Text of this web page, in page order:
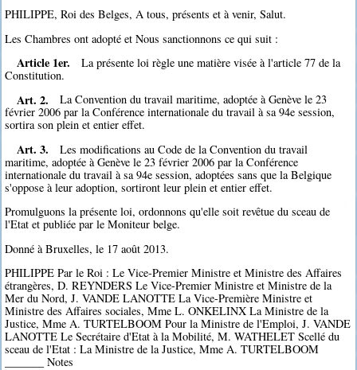
PHILIPPE, Roi des Belges, A tous, présents et à venir, Salut.
Les Chambres ont adopté et Nous sanctionnons ce qui suit :
Article 1er.
La présente loi règle une matière visée à l'article 77 de la
Constitution.
Art. 2.
La Convention du travail maritime, adoptée à Genève le 23
février 2006 par la Conférence internationale du travail à sa 94e session,
sortira son plein et entier effet.
Art. 3.
Les modifications au Code de la Convention du travail
maritime, adoptée à Genève le 23 février 2006 par la Conférence
internationale du travail à sa 94e session, adoptées sans que la Belgique
s'oppose à leur adoption, sortiront leur plein et entier effet.
Promulguons la présente loi, ordonnons qu'elle soit revêtue du sceau de
l'Etat et publiée par le Moniteur belge.
Donné à Bruxelles, le 17 août 2013.
PHILIPPE Par le Roi : Le Vice-Premier Ministre et Ministre des Affaires
étrangères, D. REYNDERS Le Vice-Premier Ministre et Ministre de la
Mer du Nord, J. VANDE LANOTTE La Vice-Première Ministre et
Ministre des Affaires sociales, Mme L. ONKELINX La Ministre de la
Justice, Mme A. TURTELBOOM Pour la Ministre de l'Emploi, J. VANDE
LANOTTE Le Secrétaire d'Etat à la Mobilité, M. WATHELET Scellé du
sceau de l'Etat : La Ministre de la Justice, Mme A. TURTELBOOM
_______ Notes